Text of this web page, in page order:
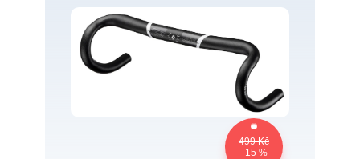
499 Kč
- 15 %